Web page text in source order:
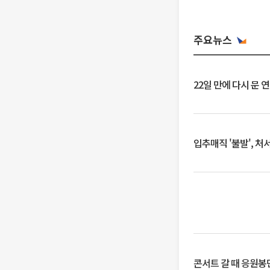
주요뉴스
22일 만에 다시 문
입추매직 '불발', 처
콘서트 갈 때 응원